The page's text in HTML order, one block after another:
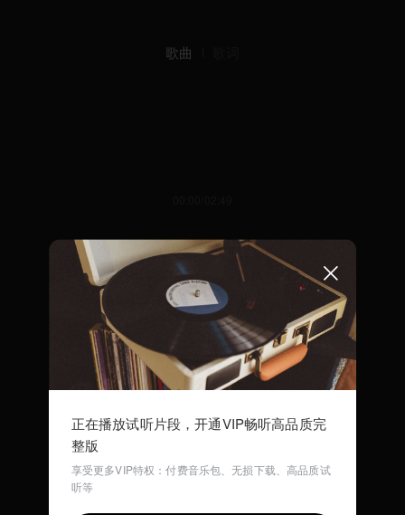
歌曲
正在播放试听片段，开通VIP畅听高品质完
整版
享受更多VIP特权：付费音乐包、无损下载、高品质试
听等
